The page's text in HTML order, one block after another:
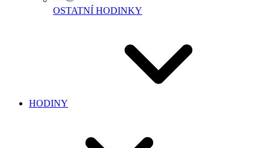
OSTATNÍ HODINKY
HODINY